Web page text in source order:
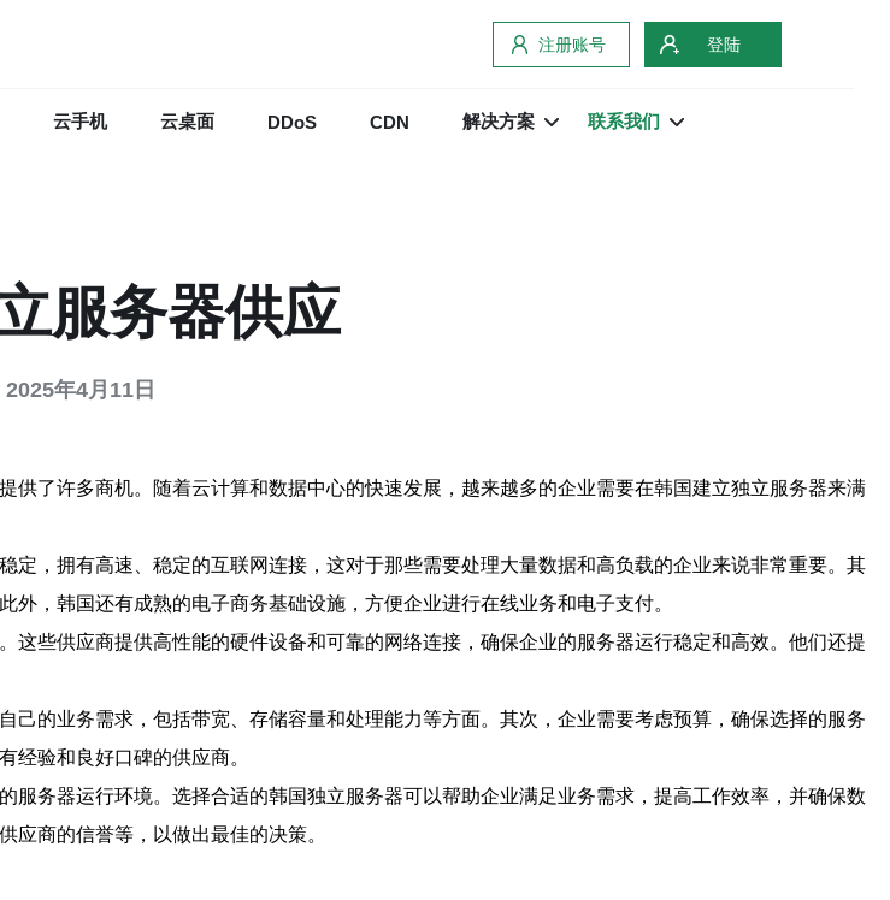
注册账号 登陆
云手机 云桌面 DDoS CDN 解决方案 联系我们
服务器供应
2025年4月11日
了许多商机。随着云计算和数据中心的快速发展，越来越多的企业需要在韩国建立独立服务器来满
，拥有高速、稳定的互联网连接，这对于那些需要处理大量数据和高负载的企业来说非常重要。其
，韩国还有成熟的电子商务基础设施，方便企业进行在线业务和电子支付。
些供应商提供高性能的硬件设备和可靠的网络连接，确保企业的服务器运行稳定和高效。他们还提
的业务需求，包括带宽、存储容量和处理能力等方面。其次，企业需要考虑预算，确保选择的服务
经验和良好口碑的供应商。
务器运行环境。选择合适的韩国独立服务器可以帮助企业满足业务需求，提高工作效率，并确保数
应商的信誉等，以做出最佳的决策。